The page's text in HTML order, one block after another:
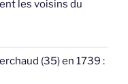
les voisins du
(35) en 1739 :